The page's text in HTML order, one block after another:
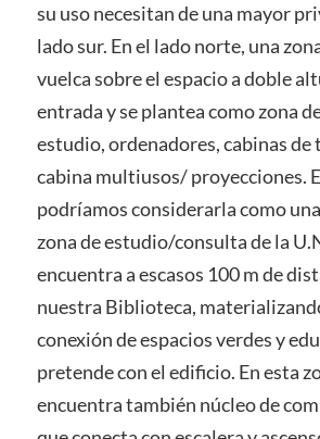
su uso necesitan de una mayor
lado sur. En el lado norte, una
vuelca sobre el espacio a doble
entrada y se plantea como zona
estudio, ordenadores, cabinas de
cabina multiusos/ proyecciones.
podríamos considerarla como
zona de estudio/consulta de la
encuentra a escasos 100 m de
nuestra Biblioteca,
conexión de espacios verdes y
pretende con el edificio. En esta
encuentra también núcleo de